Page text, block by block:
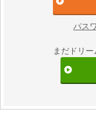
パス
まだドリ